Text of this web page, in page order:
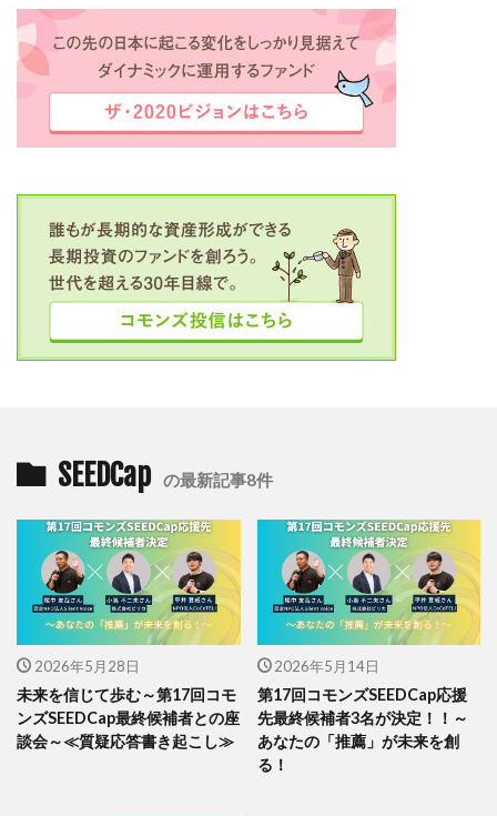
SEEDCap の最新記事8件
2026年5月28日
未来を信じて歩む～第17回コモ
ンズSEEDCap最終候補者との座
談会～≪質疑応答書き起こし≫
2026年5月14日
第17回コモンズSEEDCap応援
先最終候補者3名が決定！！～
あなたの「推薦」が未来を創
る！